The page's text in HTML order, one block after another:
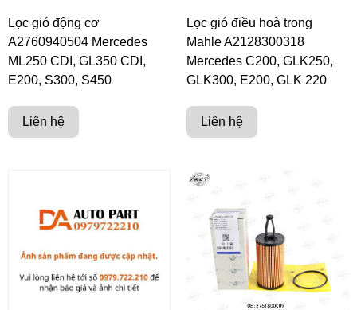
Lọc gió động cơ
A2760940504 Mercedes
ML250 CDI, GL350 CDI,
E200, S300, S450
Liên hệ
Lọc gió điều hoà trong
Mahle A2128300318
Mercedes C200, GLK250,
GLK300, E200, GLK 220
Liên hệ